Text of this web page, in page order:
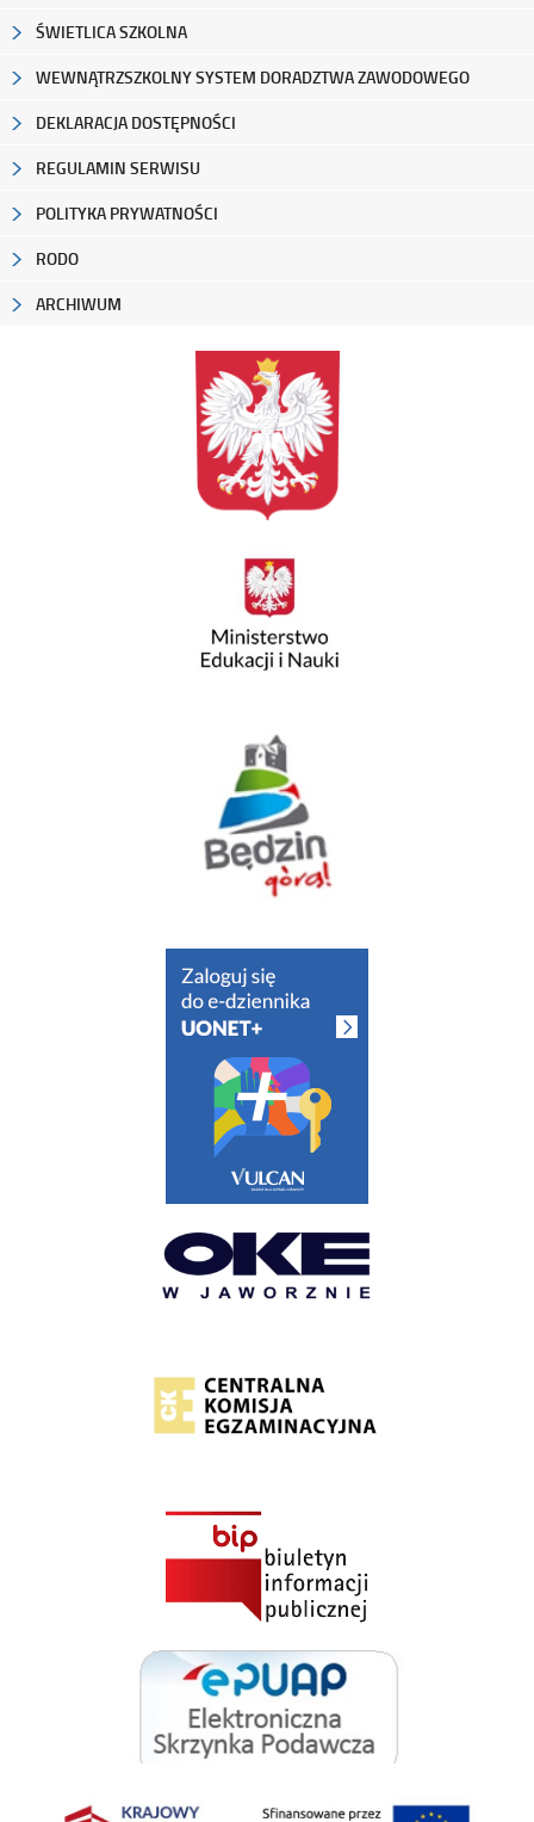
ŚWIETLICA SZKOLNA
WEWNĄTRZSZKOLNY SYSTEM DORADZTWA ZAWODOWEGO
DEKLARACJA DOSTĘPNOŚCI
REGULAMIN SERWISU
POLITYKA PRYWATNOŚCI
RODO
ARCHIWUM